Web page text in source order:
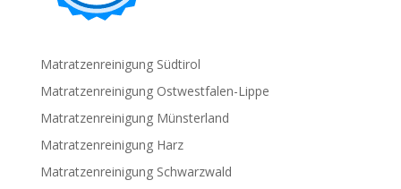
Matratzenreinigung Südtirol
Matratzenreinigung Ostwestfalen-Lippe
Matratzenreinigung Münsterland
Matratzenreinigung Harz
Matratzenreinigung Schwarzwald